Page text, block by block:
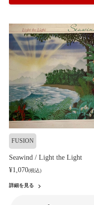
FUSION
Seawind / Light the Light
¥1,070(税込)
詳細を見る